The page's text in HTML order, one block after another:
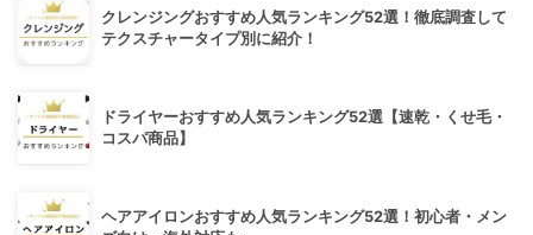
クレンジングおすすめ人気ランキング52選！徹底調査して
テクスチャータイプ別に紹介！
ドライヤーおすすめ人気ランキング52選【速乾・くせ毛・
コスパ商品】
ヘアアイロンおすすめ人気ランキング52選！初心者・メン